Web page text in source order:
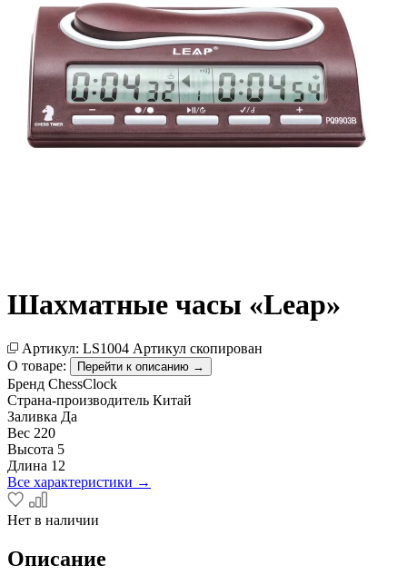
Шахматные часы «Leap»
Артикул: LS1004 Артикул скопирован
О товаре:
Перейти к описанию →
Бренд ChessClock
Страна-производитель Китай
Заливка Да
Вес 220
Высота 5
Длина 12
Все характеристики →
Нет в наличии
Описание